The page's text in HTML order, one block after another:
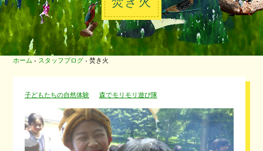
ホーム › スタッフブログ › 焚き火
子どもたちの自然体験 森でモリモリ遊び隊